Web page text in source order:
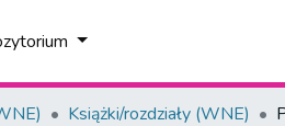
Książki/rozdziały (WNE)